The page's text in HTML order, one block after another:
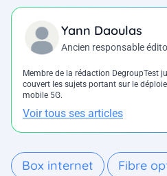
Yann Daoulas
Ancien responsable
Membre de la rédaction DegroupTest
couvert les sujets portant sur le
mobile 5G.
Voir tous ses articles
Box internet Fibre